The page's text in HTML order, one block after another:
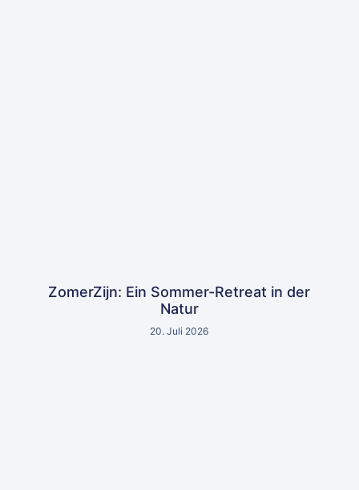
ZomerZijn: Ein Sommer-Retreat in der
Natur
20. Juli 2026